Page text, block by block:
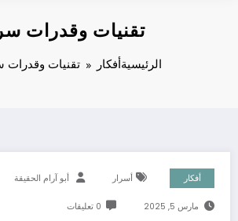
تقنيات وقدرات
الرئيسيةأفكار تقنيات وقدرات
أفكار أسرار أبو آرام الحقيقة
مارس 5, 2025 0 تعليقات